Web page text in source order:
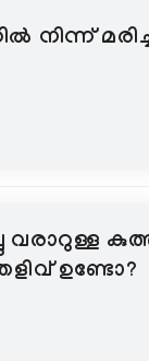
നിന്ന്
ഉണ്ടോ?